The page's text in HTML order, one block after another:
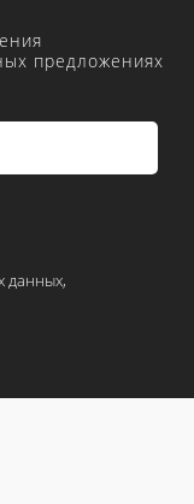
предложениях
данных,